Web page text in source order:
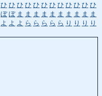
ひ ひ ひ ひ ひ ひ ひ ひ ひ ひ ひ ひ
ぼ ぼ ま ま ま ま ま ま ま ま ま ま
よ よ よ ら ら ら ら ら り り り り